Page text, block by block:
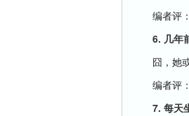
编者评：
6. 几年前
囧，她
编者评：
7. 每天坐